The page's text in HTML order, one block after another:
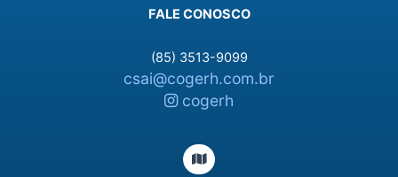
FALE CONOSCO
(85) 3513-9099
csai@cogerh.com.br
cogerh